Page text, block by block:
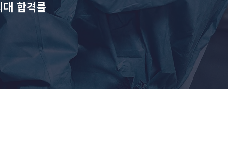
대 합격률